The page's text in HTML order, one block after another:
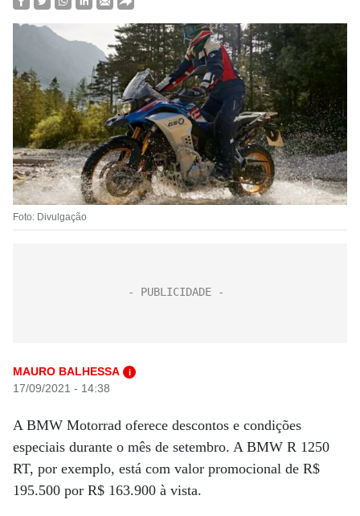
Foto: Divulgação
MAURO BALHESSA i
17/09/2021 - 14:38
A BMW Motorrad oferece descontos e condições
especiais durante o mês de setembro. A BMW R 1250
RT, por exemplo, está com valor promocional de R$
195.500 por R$ 163.900 à vista.